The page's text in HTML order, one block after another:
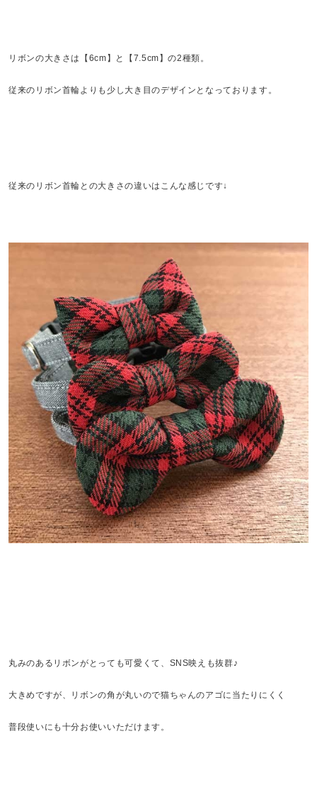
リボンの大きさは【6cm】と【7.5cm】の2種類。
従来のリボン首輪よりも少し大き目のデザインとなっております。
従来のリボン首輪との大きさの違いはこんな感じです↓
丸みのあるリボンがとっても可愛くて、SNS映えも抜群♪
大きめですが、リボンの角が丸いので猫ちゃんのアゴに当たりにくく
普段使いにも十分お使いいただけます。